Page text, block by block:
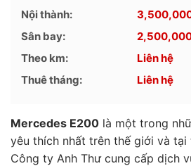
Nội thành:
Sân bay:
Theo km:
Liên hệ
Thuê tháng:
Liên hệ
Mercedes E200 là một trong
yêu thích nhất trên thế giới và
Công ty Anh Thư cung cấp dịch